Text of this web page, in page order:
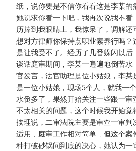
纸，说你要是不信你看看这是李某的
她说求你看一下吧，我再次说我不看
历捧到我眼睛上，我惊呆了，调解还
想对方律师你保持点职业素养行吗？
是让我受不了。经历了几番躲闪以后
谈话庭审期间，李某一遍遍地倒苦水
官发言，法官助理是位小姑娘，李某
是一位小姑娘，现场5个人，就我一
水倒多了，果然开始关注一些跟一审
不太相关的问题，这个时候我开始觉
按理说，二审法院主要是审查一审判
适用，庭审工作相对简单，但这个案
种打破砂锅问到底的决心，她认为一